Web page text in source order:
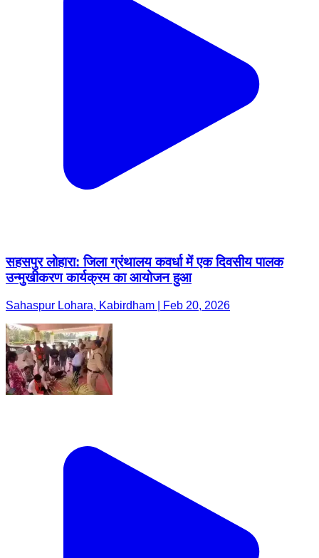
सहसपुर लोहारा: जिला ग्रंथालय कवर्धा में एक दिवसीय पालक
उन्मुखीकरण कार्यक्रम का आयोजन हुआ
Sahaspur Lohara, Kabirdham | Feb 20, 2026